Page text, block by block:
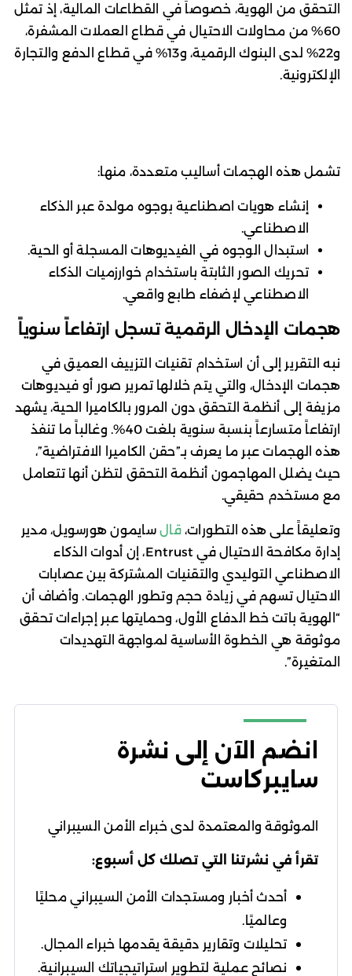
التحقق من الهوية، خصوصاً في القطاعات المالية، إذ تمثل
60% من محاولات الاحتيال في قطاع العملات المشفرة،
و22% لدى البنوك الرقمية، و13% في قطاع الدفع والتجارة
الإلكترونية.
تشمل هذه الهجمات أساليب متعددة، منها:
إنشاء هويات اصطناعية بوجوه مولدة عبر الذكاء
الاصطناعي.
استبدال الوجوه في الفيديوهات المسجلة أو الحية.
تحريك الصور الثابتة باستخدام خوارزميات الذكاء
الاصطناعي لإضفاء طابع واقعي.
هجمات الإدخال الرقمية تسجل ارتفاعاً سنوياً
نبه التقرير إلى أن استخدام تقنيات التزييف العميق في
هجمات الإدخال، والتي يتم خلالها تمرير صور أو فيديوهات
مزيفة إلى أنظمة التحقق دون المرور بالكاميرا الحية، يشهد
ارتفاعاً متسارعاً بنسبة سنوية بلغت 40%. وغالباً ما تنفذ
هذه الهجمات عبر ما يعرف بـ”حقن الكاميرا الافتراضية”،
حيث يضلل المهاجمون أنظمة التحقق لتظن أنها تتعامل
مع مستخدم حقيقي.
وتعليقاً على هذه التطورات،قالسايمون هورسويل، مدير
إدارة مكافحة الاحتيال في Entrust، إن أدوات الذكاء
الاصطناعي التوليدي والتقنيات المشتركة بين عصابات
الاحتيال تسهم في زيادة حجم وتطور الهجمات. وأضاف أن
“الهوية باتت خط الدفاع الأول، وحمايتها عبر إجراءات تحقق
موثوقة هي الخطوة الأساسية لمواجهة التهديدات
المتغيرة”.
انضم الآن إلى نشرة
سايبركاست
الموثوقة والمعتمدة لدى خبراء الأمن السيبراني
تقرأ في نشرتنا التي تصلك كل أسبوع:
أحدث أخبار ومستجدات الأمن السيبراني محليًا
وعالميًا.
تحليلات وتقارير دقيقة يقدمها خبراء المجال.
نصائح عملية لتطوير استراتيجياتك السيبرانية.